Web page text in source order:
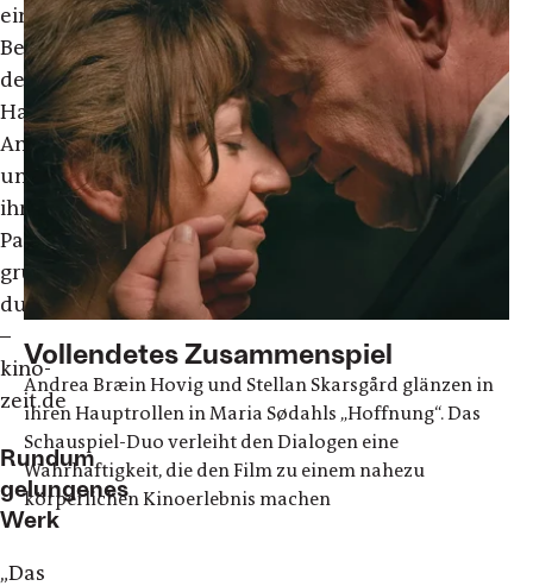
eingeschlafene
Beziehung
der
Hauptfigur
Anja
und
ihres
Partners
gründlich
durchrüttelt.“
–
kino-
zeit.de
Rundum
gelungenes
Werk
„Das
Vollendetes Zusammenspiel
Andrea Bræin Hovig und Stellan Skarsgård glänzen in
ihren Hauptrollen in Maria Sødahls „Hoffnung“. Das
Schauspiel-Duo verleiht den Dialogen eine
Wahrhaftigkeit, die den Film zu einem nahezu
körperlichen Kinoerlebnis machen